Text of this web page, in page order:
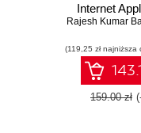
Internet
(RIA) with
Rajesh Kumar
(119,25 zł
159.00 zł